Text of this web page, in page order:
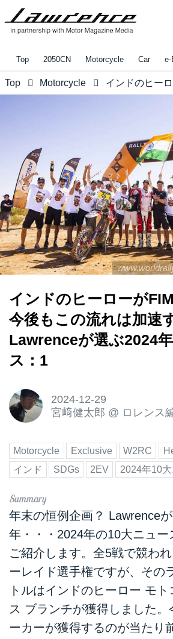
Top 2050CN Motorcycle Car e-
Top Motorcycle
インドのヒーローが
今後もこの流れは加速
Lawrenceが選ぶ2024
ス：1
2024-12-29
宮﨑健太郎 @ ロレンス
Motorcycle Exclusive W2RC
インド
SDGs 2EV 2024年10
年末の恒例企画？ Lawrence
年・・・2024年の10大ニュ
ご紹介します。全5戦で競わ
ーレイド選手権ですが、その
トルはインドのヒーロー モ
ス ブランチが獲得しました。
ーカーが獲得するのが当たり